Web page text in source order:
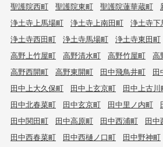
聖護院西町
聖護院東町 聖護院蓮華蔵町
浄土寺上馬場町
浄土寺上南田町 浄土寺下
浄土寺西田町
浄土寺馬場町 浄土寺東田町
高野上竹屋町
高野清水町 高野竹屋町 高
高野西開町
高野東開町 田中飛鳥井町 田
田中上大久保町
田中上玄京町 田中上古川
田中北春菜町
田中玄京町 田中里ノ内町
田中関田町
田中高原町 田中西浦町 田中
田中西春菜町
田中西樋ノ口町 田中野神町